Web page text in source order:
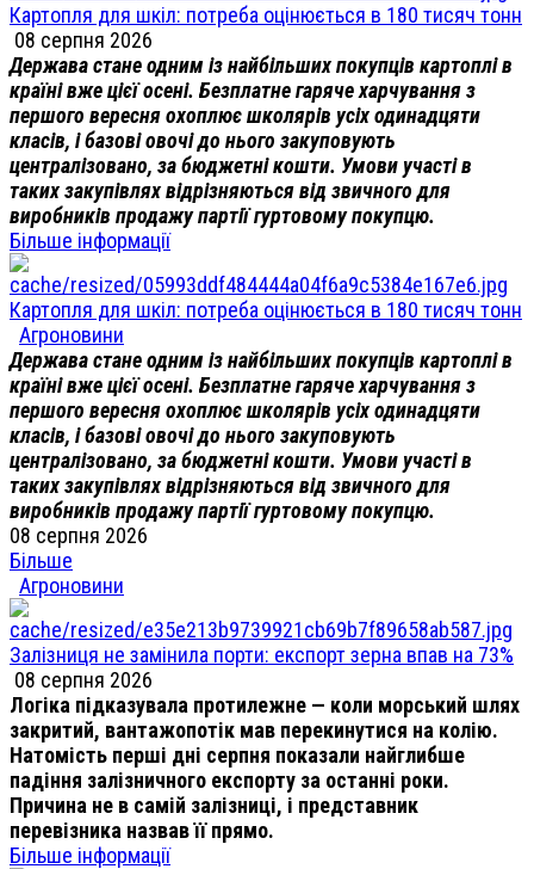
Картопля для шкіл: потреба оцінюється в 180 тисяч тонн
08 серпня 2026
Держава стане одним із найбільших покупців картоплі в
країні вже цієї осені. Безплатне гаряче харчування з
першого вересня охоплює школярів усіх одинадцяти
класів, і базові овочі до нього закуповують
централізовано, за бюджетні кошти. Умови участі в
таких закупівлях відрізняються від звичного для
виробників продажу партії гуртовому покупцю.
Більше інформації
Картопля для шкіл: потреба оцінюється в 180 тисяч тонн
Агроновини
Держава стане одним із найбільших покупців картоплі в
країні вже цієї осені. Безплатне гаряче харчування з
першого вересня охоплює школярів усіх одинадцяти
класів, і базові овочі до нього закуповують
централізовано, за бюджетні кошти. Умови участі в
таких закупівлях відрізняються від звичного для
виробників продажу партії гуртовому покупцю.
08 серпня 2026
Більше
Агроновини
Залізниця не замінила порти: експорт зерна впав на 73%
08 серпня 2026
Логіка підказувала протилежне — коли морський шлях
закритий, вантажопотік мав перекинутися на колію.
Натомість перші дні серпня показали найглибше
падіння залізничного експорту за останні роки.
Причина не в самій залізниці, і представник
перевізника назвав її прямо.
Більше інформації